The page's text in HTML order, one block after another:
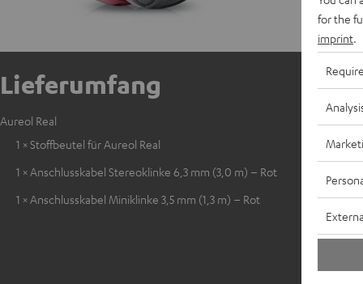
Lieferumfang
Aureol Real
1 × Stoffbeutel für Aureol Real
1 × Anschlusskabel Stereoklinke 6,3 mm (3,0 m) – Rot
1 × Anschlusskabel Miniklinke 3,5 mm (1,3 m) – Rot
for the
imprint